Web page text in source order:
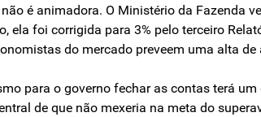
é animadora. O Ministério da Fazenda
ela foi corrigida para 3% pelo terceiro
do mercado preveem uma alta
para o governo fechar as contas terá
de que não mexeria na meta do